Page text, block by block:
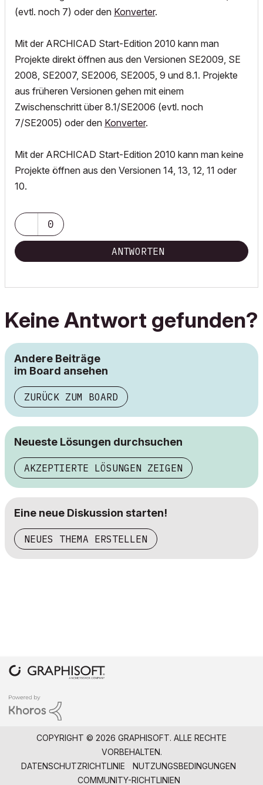
(evtl. noch 7) oder den Konverter.
Mit der ARCHICAD Start-Edition 2010 kann man
Projekte direkt öffnen aus den Versionen SE2009, SE
2008, SE2007, SE2006, SE2005, 9 und 8.1. Projekte
aus früheren Versionen gehen mit einem
Zwischenschritt über 8.1/SE2006 (evtl. noch
7/SE2005) oder den Konverter.
Mit der ARCHICAD Start-Edition 2010 kann man keine
Projekte öffnen aus den Versionen 14, 13, 12, 11 oder
10.
0
ANTWORTEN
Keine Antwort gefunden?
Andere Beiträge
im Board ansehen
ZURÜCK ZUM BOARD
Neueste Lösungen durchsuchen
AKZEPTIERTE LÖSUNGEN ZEIGEN
Eine neue Diskussion starten!
NEUES THEMA ERSTELLEN
COPYRIGHT © 2026 GRAPHISOFT. ALLE RECHTE
VORBEHALTEN.
DATENSCHUTZRICHTLINIE
NUTZUNGSBEDINGUNGEN
COMMUNITY-RICHTLINIEN